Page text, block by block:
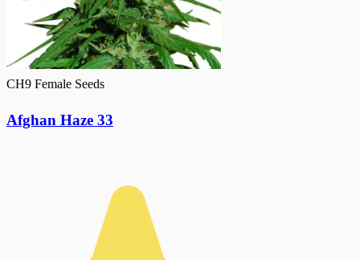
CH9 Female Seeds
Afghan Haze 33